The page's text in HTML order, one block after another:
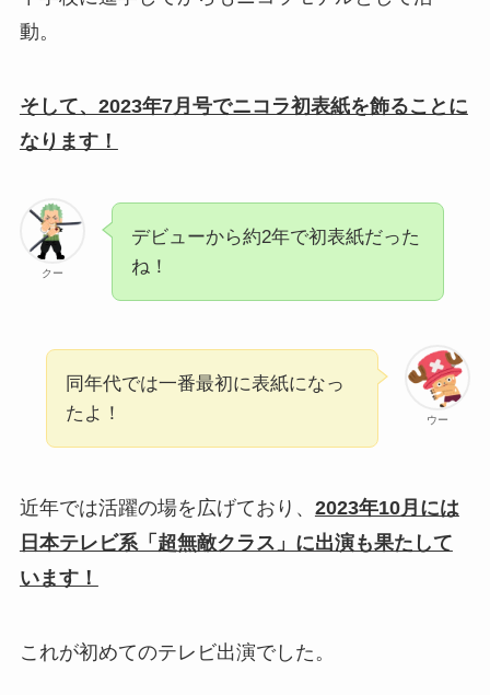
動。
そして、2023年7月号でニコラ初表紙を飾ることに
なります！
クー
デビューから約2年で初表紙だった
ね！
ウー
同年代では一番最初に表紙になっ
たよ！
近年では活躍の場を広げており、 2023年10月には
日本テレビ系「超無敵クラス」に出演も果たして
います！
これが初めてのテレビ出演でした。